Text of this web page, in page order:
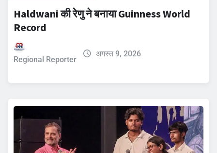
Haldwani की रेणु ने बनाया Guinness World
Record
Regional Reporter
अगस्त 9, 2026